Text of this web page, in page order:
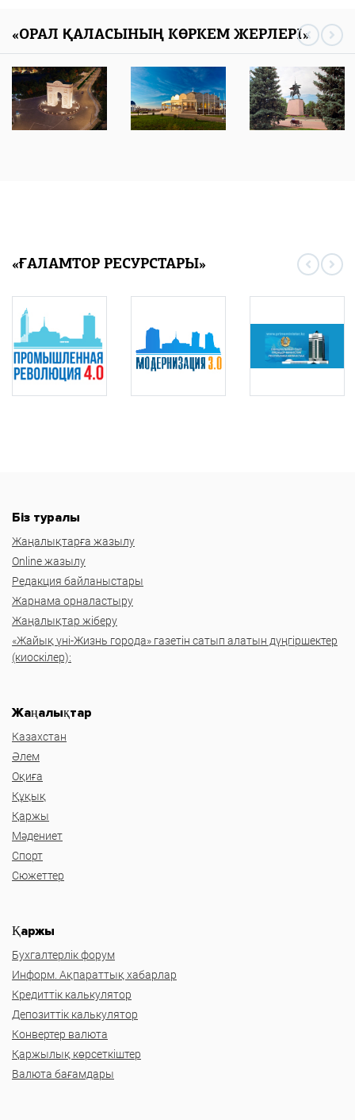
«ОРАЛ ҚАЛАСЫНЫҢ КӨРКЕМ ЖЕРЛЕРІ»
«ҒАЛАМТОР РЕСУРСТАРЫ»
Біз туралы
Жаңалықтарға жазылу
Online жазылу
Редакция байланыстары
Жарнама орналастыру
Жаңалықтар жіберу
«Жайық үні-Жизнь города» газетін сатып алатын дүңгіршектер
(киоскілер):
Жаңалықтар
Казахстан
Әлем
Оқиға
Құқық
Қаржы
Мәдениет
Спорт
Сюжеттер
Қаржы
Бухгалтерлік форум
Информ. Ақпараттық хабарлар
Кредиттік калькулятор
Депозиттік калькулятор
Конвертер валюта
Қаржылық көрсеткіштер
Валюта бағамдары